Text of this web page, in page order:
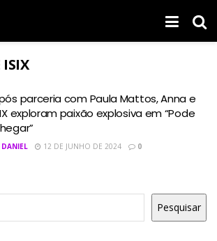
parceria com Paula Mattos, Anna e
exploram paixão explosiva em “Pode
DANIEL 12 DE JUNHO DE 2024 0
Pesquisar